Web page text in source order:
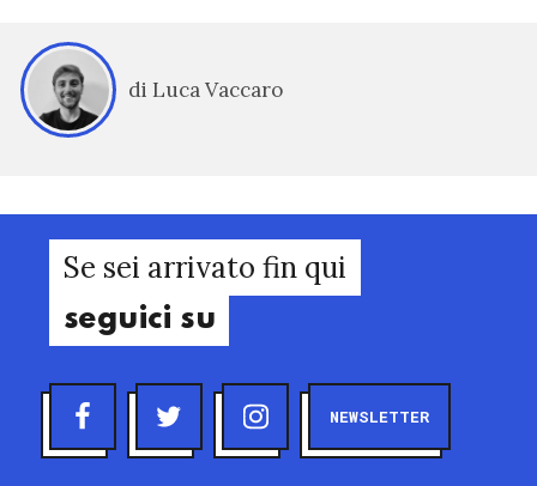
di Luca Vaccaro
Se sei arrivato fin qui
seguici su
NEWSLETTER